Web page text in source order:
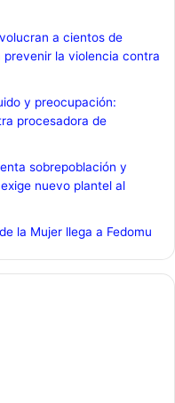
a cientos de
la violencia contra
y preocupación:
procesadora de
sobrepoblación y
nuevo plantel al
la Mujer llega a Fedomu